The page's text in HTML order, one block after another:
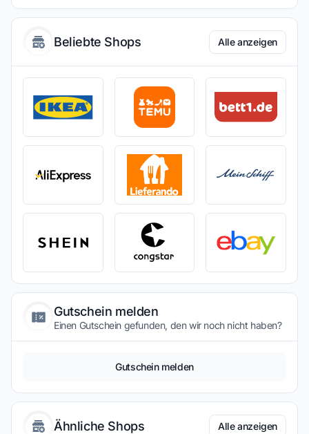
Beliebte Shops Alle anzeigen
Gutschein melden
Einen Gutschein gefunden, den wir noch nicht haben?
Gutschein melden
Ähnliche Shops Alle anzeigen